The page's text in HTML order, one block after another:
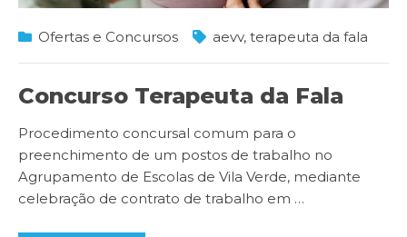
Ofertas e Concursos aevv, terapeuta da fala
Concurso Terapeuta da Fala
Procedimento concursal comum para o
preenchimento de um postos de trabalho no
Agrupamento de Escolas de Vila Verde, mediante
celebração de contrato de trabalho em …